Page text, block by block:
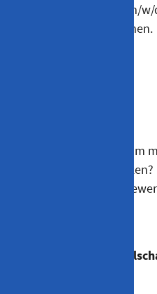
Auch Quereinsteiger (m/
sind herzlich willkommen.
Sie möchten unser Team
und Erfahrung
Ihre aussagekräftige